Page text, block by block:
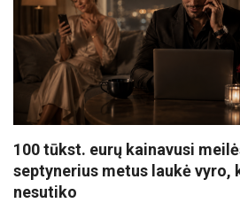
100 tūkst. eurų kainavusi
septynerius metus laukė vyro,
nesutiko